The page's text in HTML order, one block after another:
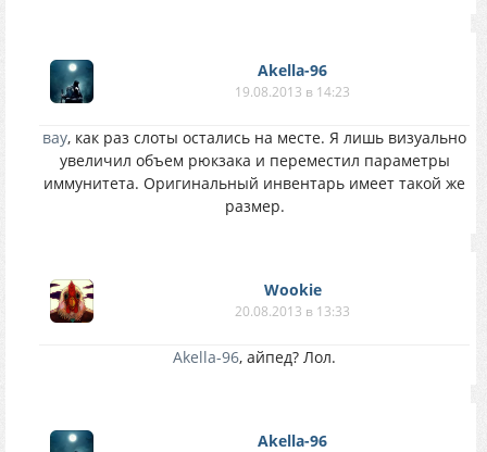
Akella-96
19.08.2013 в 14:23
вау, как раз слоты остались на месте. Я лишь визуально
увеличил объем рюкзака и переместил параметры
иммунитета. Оригинальный инвентарь имеет такой же
размер.
Wookie
20.08.2013 в 13:33
Akella-96, айпед? Лол.
Akella-96